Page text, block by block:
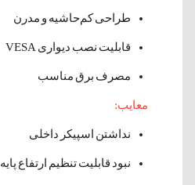
طراحی کم‌حاشیه و مدرن
قابلیت نصب دیواری VESA
مصرف برق مناسب
معایب:
نداشتن اسپیکر داخلی
نبود قابلیت تنظیم ارتفاع پایه